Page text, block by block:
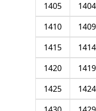
1404
1405
1409
1410
1414
1415
1419
1420
1424
1425